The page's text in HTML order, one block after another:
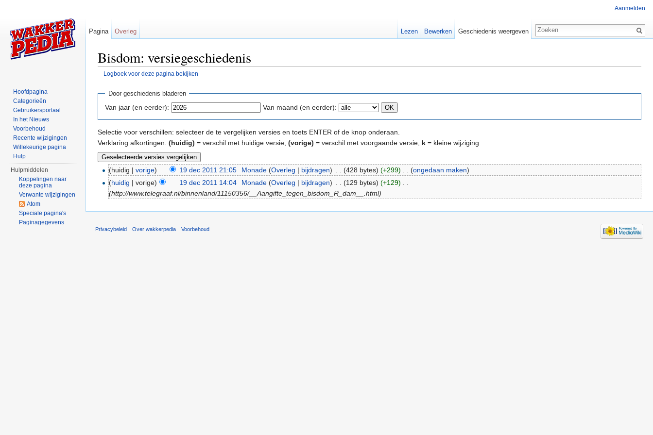
Bisdom: versiegeschiedenis
Logboek voor deze pagina bekijken
Door geschiedenis bladeren
Van jaar (en eerder): Van maand (en eerder):
Selectie voor verschillen: selecteer de te vergelijken versies en toets ENTER of de knop onderaan.
Verklaring afkortingen: (huidig) = verschil met huidige versie, (vorige) = verschil met voorgaande versie, k = kleine wijziging
(huidig |vorige) 19 dec 2011 21:05 Monade (Overleg | bijdragen) (428 bytes) (+299) (ongedaan maken)
(huidig | vorige) 19 dec 2011 14:04 Monade (Overleg | bijdragen) (129 bytes) (+129)
(http://www.telegraaf.nl/binnenland/11150356/__Aangifte_tegen_bisdom_R_dam__.html)
Aanmelden
Pagina Overleg Lezen Bewerken Geschiedenis weergeven
Hoofdpagina
Categorieën
Gebruikersportaal
In het Nieuws
Voorbehoud
Recente wijzigingen
Willekeurige pagina
Hulp
Hulpmiddelen
Koppelingen naar
deze pagina
Verwante wijzigingen
Atom
Speciale pagina's
Paginagegevens
Privacybeleid Over wakkerpedia Voorbehoud